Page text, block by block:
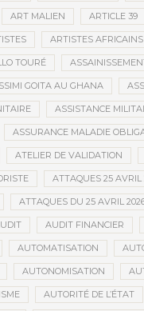
ART MALIEN ARTICLE 39
ARTISTES AFRICAINS
TOURÉ
GOITA AU GHANA
ASSISTANCE
ASSURANCE MALADIE
ATELIER DE VALIDATION
ATTAQUES 25 AVRIL
ATTAQUES DU 25 AVRIL
AUDIT FINANCIER
AUTOMATISATION
AUTONOMISATION
AUTORITÉ DE L’ÉTAT